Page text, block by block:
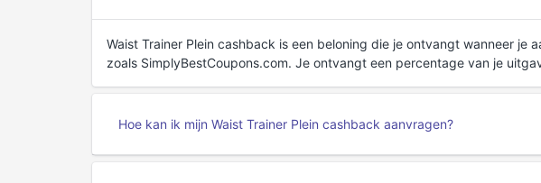
Waist Trainer Plein cashback is een beloning die je ontvangt wanneer je
zoals SimplyBestCoupons.com. Je ontvangt een percentage van je
Hoe kan ik mijn Waist Trainer Plein cashback aanvragen?